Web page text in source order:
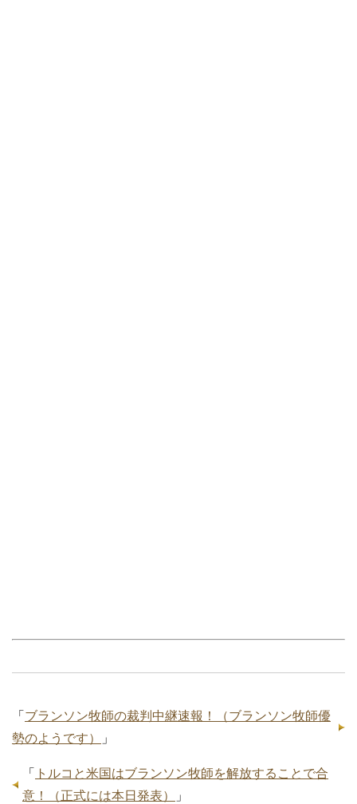
「 ブランソン牧師の裁判中継速報！（ブランソン牧師優
勢のようです）
」
「
トルコと米国はブランソン牧師を解放することで合
意！（正式には本日発表）
」